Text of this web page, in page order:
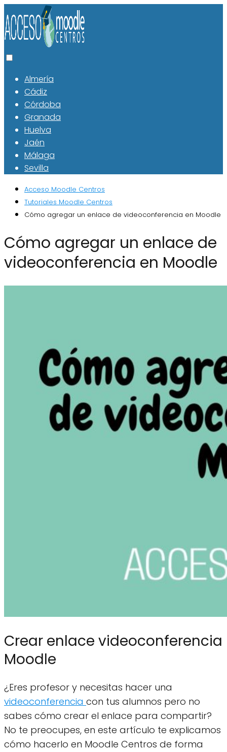
Almería
Cádiz
Córdoba
Granada
Huelva
Jaén
Málaga
Sevilla
Acceso Moodle Centros
Tutoriales Moodle Centros
Cómo agregar un enlace de videoconferencia en Moodle
Cómo agregar un enlace de
videoconferencia en Moodle
Crear enlace videoconferencia
Moodle
¿Eres profesor y necesitas hacer una
videoconferencia con tus alumnos pero no
sabes cómo crear el enlace para compartir?
No te preocupes, en este artículo te explicamos
cómo hacerlo en Moodle Centros de forma